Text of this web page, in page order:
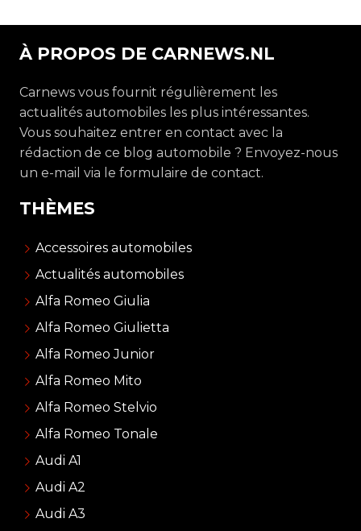
À PROPOS DE CARNEWS.NL
Carnews vous fournit régulièrement les
actualités automobiles les plus intéressantes.
Vous souhaitez entrer en contact avec la
rédaction de ce blog automobile ? Envoyez-nous
un e-mail via le formulaire de contact.
THÈMES
Accessoires automobiles
Actualités automobiles
Alfa Romeo Giulia
Alfa Romeo Giulietta
Alfa Romeo Junior
Alfa Romeo Mito
Alfa Romeo Stelvio
Alfa Romeo Tonale
Audi A1
Audi A2
Audi A3